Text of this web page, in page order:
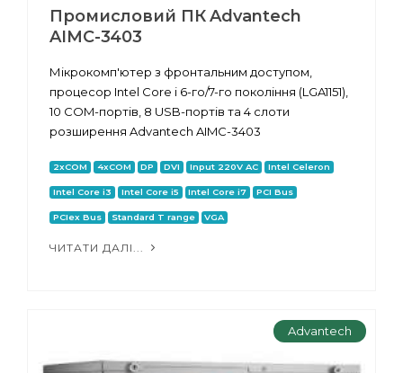
Промисловий ПК Advantech
AIMC-3403
Мікрокомп'ютер з фронтальним доступом,
процесор Intel Core i 6-го/7-го покоління (LGA1151),
10 COM-портів, 8 USB-портів та 4 слоти
розширення Advantech AIMC-3403
2xCOM 4xCOM DP DVI Input 220V AC Intel Celeron
Intel Core i3 Intel Core i5 Intel Core i7 PCI Bus
PCIex Bus Standard T range VGA
ЧИТАТИ ДАЛІ...
Advantech